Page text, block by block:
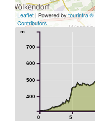
Leaflet | Powered by tourinfra ®
Contributors
0 5
400
500
600
700
m